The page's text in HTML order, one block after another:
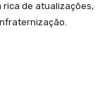
rica de atualizações,